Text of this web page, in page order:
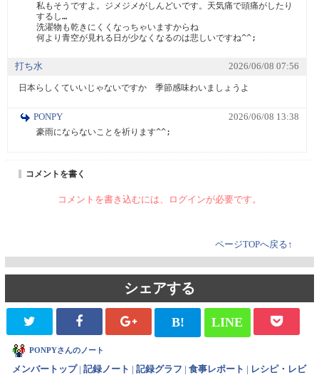
私もそうですよ。ジメジメがしんどいです。天気痛で頭痛がしたり
するし…
洗濯物も乾きにくくなっちゃいますからね
打ち水 2026/06/08 07:56
日本らしくていいじゃないですか　季節感味わいましょうよ
PONPY
2026/06/08 13:38
コメントを書く
コメントを書き込むには、ログインが必要です。
ページTOPへ戻る↑
シェアする
B! LINE
PONPYさんのノート
メンバートップ| 記録ノート 記録グラフ 食事レポート
レシピ・レビ